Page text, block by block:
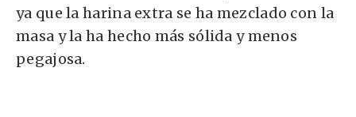
ya que la harina extra se ha mezclado con la
masa y la ha hecho más sólida y menos
pegajosa.